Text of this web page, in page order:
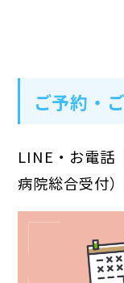
ご予約・
LINE・お電話
病院総合受付